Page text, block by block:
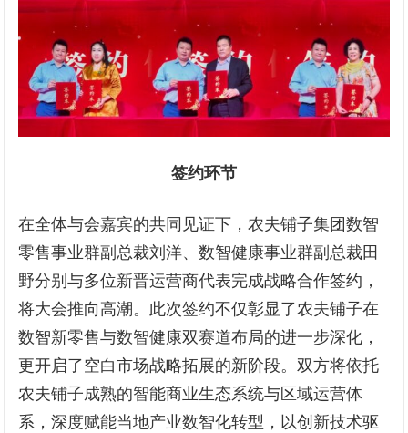
签约环节
在全体与会嘉宾的共同见证下，农夫铺子集团数智
零售事业群副总裁刘洋、数智健康事业群副总裁田
野分别与多位新晋运营商代表完成战略合作签约，
将大会推向高潮。此次签约不仅彰显了农夫铺子在
数智新零售与数智健康双赛道布局的进一步深化，
更开启了空白市场战略拓展的新阶段。双方将依托
农夫铺子成熟的智能商业生态系统与区域运营体
系，深度赋能当地产业数智化转型，以创新技术驱